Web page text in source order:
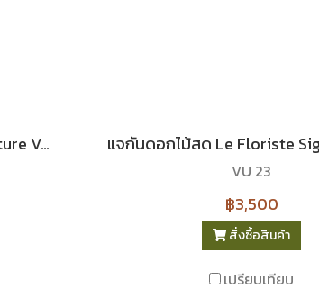
แจกันดอกไม้สด Le Floriste Signature Vases No. 24 (พรีเมียม)
VU 23
฿3,500
สั่งซื้อสินค้า
เปรียบเทียบ